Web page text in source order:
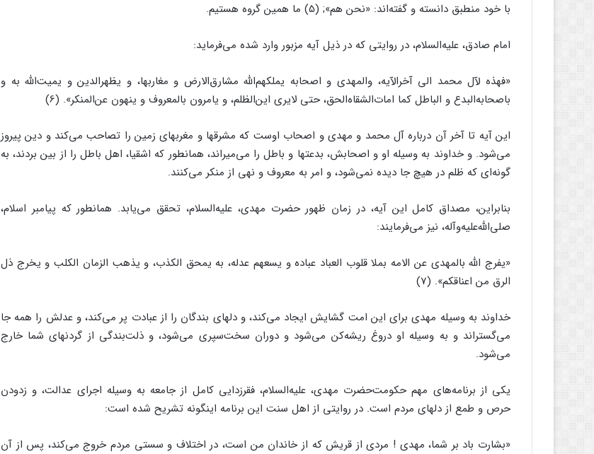
با خود منطبق دانسته و گفته‌‌اند: «نحن هم‌‌»; (5) ما همین گروه هستیم.
امام صادق، علیه‌‌السلام، در روایتى که در ذیل آیه مزبور وارد شده مى‌‌فرماید:
«فهذه لآل محمد الى آخرالآیه، والمهدى و اصحابه یملکهم‌‌الله مشارق‌‌الارض و مغاربها، و یظهرالدین و یمیت‌‌الله به و
باصحابه‌‌البدع و الباطل کما امات‌‌الشقاه‌‌الحق، حتى لایرى این‌‌الظلم، و یامرون بالمعروف و ینهون عن‌‌المنکر». (6)
این آیه تا آخر آن درباره آل محمد و مهدى و اصحاب اوست که مشرقها و مغربهاى زمین را تصاحب مى‌‌کند و دین پیروز
مى‌‌شود. و خداوند به وسیله او و اصحابش، بدعتها و باطل را مى‌‌میراند، همانطور که اشقیا، اهل باطل را از بین بردند، به
گونه‌‌اى که ظلم در هیچ جا دیده نمى‌‌شود، و امر به معروف و نهى از منکر مى‌‌کنند.
بنابراین، مصداق کامل این آیه، در زمان ظهور حضرت مهدى، علیه‌‌السلام، تحقق مى‌‌یابد. همانطور که پیامبر اسلام،
صلى‌‌الله‌‌علیه‌‌وآله، نیز مى‌‌فرمایند:
«یفرج الله بالمهدى عن الامه بملا قلوب العباد عباده و یسعهم عدله، به یمحق الکذب، و یذهب الزمان الکلب و یخرج ذل
الرق من اعناقکم‌‌». (7)
خداوند به وسیله مهدى براى این امت گشایش ایجاد مى‌‌کند، و دلهاى بندگان را از عبادت پر مى‌‌کند، و عدلش را همه جا
مى‌‌گستراند و به وسیله او دروغ ریشه‌‌کن مى‌‌شود و دوران سخت‌‌سپرى مى‌‌شود، و ذلت‌‌بندگى از گردنهاى شما خارج
مى‌‌شود.
یکى از برنامه‌‌هاى مهم حکومت‌‌حضرت مهدى، علیه‌‌السلام، فقرزدایى کامل از جامعه به وسیله اجراى عدالت، و زدودن
حرص و طمع از دلهاى مردم است. در روایتى از اهل سنت این برنامه اینگونه تشریح شده است:
«بشارت باد بر شما، مهدى ! مردى از قریش که از خاندان من است، در اختلاف و سستى مردم خروج مى‌‌کند، پس از آن